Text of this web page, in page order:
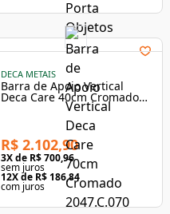
DECA METAIS
Barra de Apoio Vertical
Deca Care 40cm Cromado
R$ 2.102,90
3X de R$ 700,96
sem juros
12X de R$ 186,84
com juros